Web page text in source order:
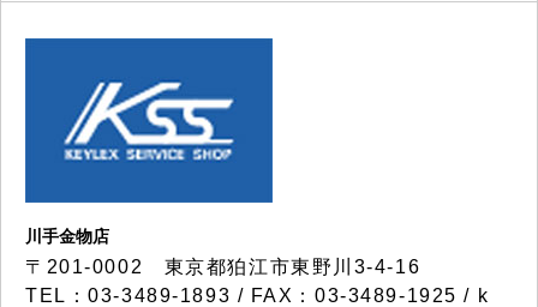
川手金物店
〒201-0002 東京都狛江市東野川3-4-16
TEL：03-3489-1893 / FAX：03-3489-1925 / k